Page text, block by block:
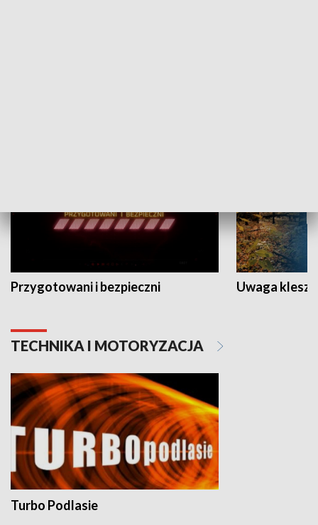
Przygotowani i bezpieczni Uwaga
TECHNIKA I MOTORYZACJA
Turbo Podlasie